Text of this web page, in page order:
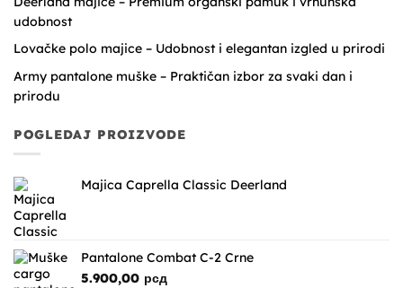
udobnost
Lovačke polo majice – Udobnost i elegantan izgled u prirodi
Army pantalone muške – Praktičan izbor za svaki dan i
prirodu
POGLEDAJ PROIZVODE
Majica Caprella Classic Deerland
Pantalone Combat C-2 Crne
5.900,00 рсд